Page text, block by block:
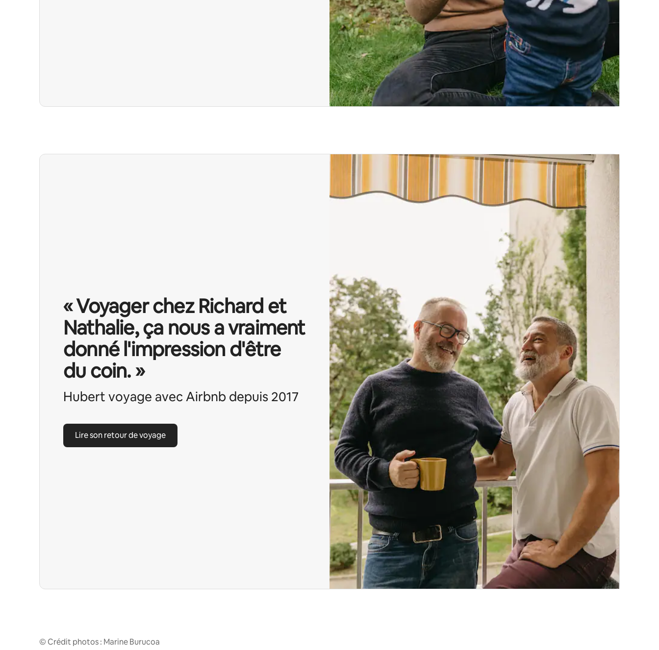
« Voyager chez Richard et
Nathalie, ça nous a vraiment
donné l'impression d'être
du coin. »
Hubert voyage avec Airbnb depuis 2017
Lire son retour de voyage
© Crédit photos : Marine Burucoa